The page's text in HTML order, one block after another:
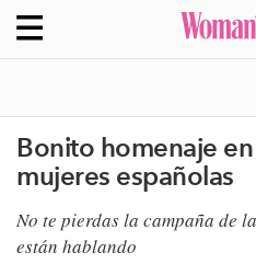
Bonito homenaje
mujeres españolas
No te pierdas la campaña de
están hablando​